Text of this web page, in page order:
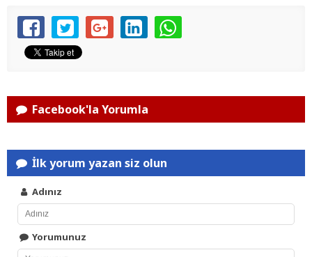
Facebook'la Yorumla
İlk yorum yazan siz olun
Adınız
Yorumunuz